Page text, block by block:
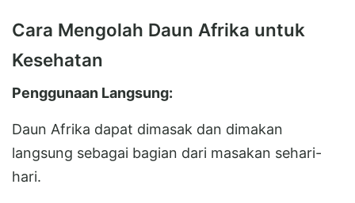
Cara Mengolah Daun Afrika untuk
Kesehatan
Penggunaan Langsung:
Daun Afrika dapat dimasak dan dimakan
langsung sebagai bagian dari masakan sehari-
hari.